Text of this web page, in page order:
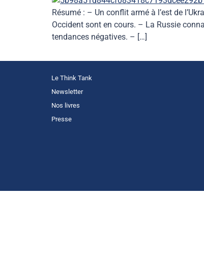
Résumé : – Un conflit armé à l’est de
Occident sont en cours. – La Russie
tendances négatives. – […]
Le Think Tank
Newsletter
Nos livres
Presse